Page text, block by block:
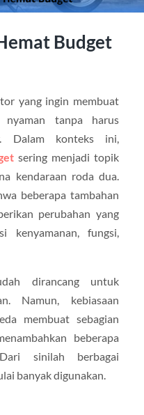
Budget
yang ingin membuat
nyaman tanpa harus
Dalam konteks ini,
sering menjadi topik
kendaraan roda dua.
beberapa tambahan
perubahan yang
fungsi,
dirancang untuk
Namun, kebiasaan
membuat sebagian
beberapa
sinilah berbagai
banyak digunakan.